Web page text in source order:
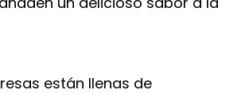
están llenas de